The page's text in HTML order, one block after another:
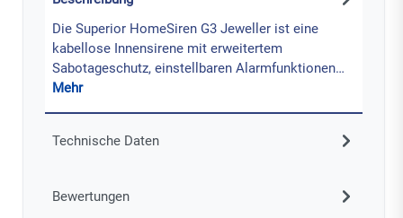
Die Superior HomeSiren G3 Jeweller ist eine
kabellose Innensirene mit erweitertem
Sabotageschutz, einstellbaren Alarmfunktionen…
Mehr
Technische Daten
Bewertungen